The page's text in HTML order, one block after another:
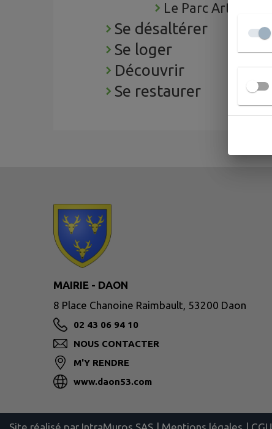
Le Parc Art Daon
Se désaltérer
Se loger
Découvrir
Se restaurer
MAIRIE - DAON
8 Place Chanoine Raimbault, 53200 Daon
02 43 06 94 10
NOUS CONTACTER
M'Y RENDRE
www.daon53.com